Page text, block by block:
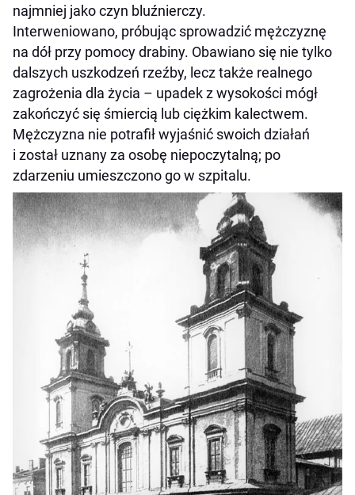
najmniej jako czyn bluźnierczy.
Interweniowano, próbując sprowadzić mężczyznę
na dół przy pomocy drabiny. Obawiano się nie tylko
dalszych uszkodzeń rzeźby, lecz także realnego
zagrożenia dla życia – upadek z wysokości mógł
zakończyć się śmiercią lub ciężkim kalectwem.
Mężczyzna nie potrafił wyjaśnić swoich działań
i został uznany za osobę niepoczytalną; po
zdarzeniu umieszczono go w szpitalu.